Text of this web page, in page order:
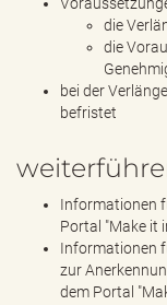
die
die
bei der
befristet
Informationen
Portal "Make it
Informationen
zur
dem Portal